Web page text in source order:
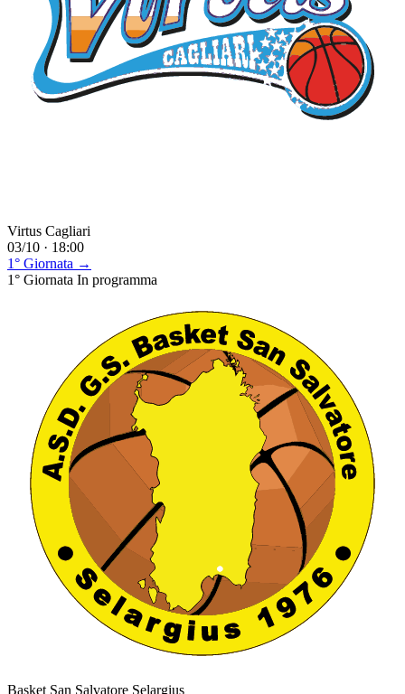
Virtus Cagliari
03/10 · 18:00
1° Giornata →
1° Giornata In programma
Basket San Salvatore Selargius